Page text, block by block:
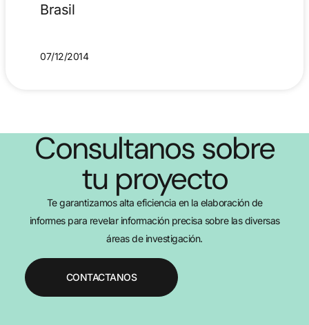
Brasil
07/12/2014
Consultanos sobre
tu proyecto
Te garantizamos alta eficiencia en la elaboración de
informes para revelar información precisa sobre las diversas
áreas de investigación.
CONTACTANOS